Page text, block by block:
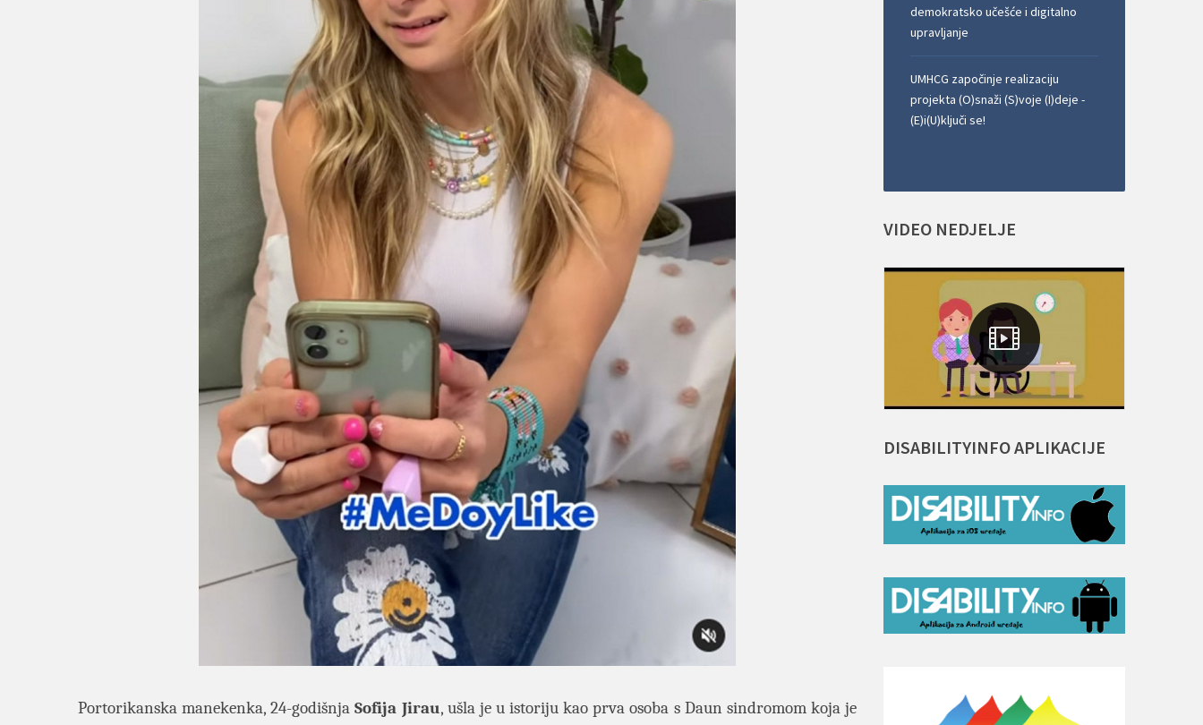
Portorikanska manekenka, 24-godišnjaSofija Jirau, ušla je u istoriju kao prva osoba s Daun sindromomkoja je
demokratsko učešće i digitalno
upravljanje
UMHCG započinje realizaciju
projekta (O)snaži (S)voje (I)deje -
(E)i(U)ključi se!
VIDEO NEDJELJE
DISABILITYINFOAPLIKACIJE